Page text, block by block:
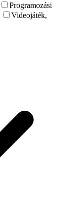
Programozási
Videojáték,